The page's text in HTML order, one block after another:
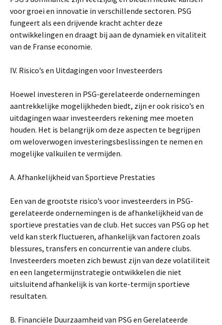
voor groei en innovatie in verschillende sectoren. PSG
fungeert als een drijvende kracht achter deze
ontwikkelingen en draagt bij aan de dynamiek en vitaliteit
van de Franse economie.
IV. Risico’s en Uitdagingen voor Investeerders
Hoewel investeren in PSG-gerelateerde ondernemingen
aantrekkelijke mogelijkheden biedt, zijn er ook risico’s en
uitdagingen waar investeerders rekening mee moeten
houden. Het is belangrijk om deze aspecten te begrijpen
om weloverwogen investeringsbeslissingen te nemen en
mogelijke valkuilen te vermijden.
A. Afhankelijkheid van Sportieve Prestaties
Een van de grootste risico’s voor investeerders in PSG-
gerelateerde ondernemingen is de afhankelijkheid van de
sportieve prestaties van de club. Het succes van PSG op het
veld kan sterk fluctueren, afhankelijk van factoren zoals
blessures, transfers en concurrentie van andere clubs.
Investeerders moeten zich bewust zijn van deze volatiliteit
en een langetermijnstrategie ontwikkelen die niet
uitsluitend afhankelijk is van korte-termijn sportieve
resultaten.
B. Financiële Duurzaamheid van PSG en Gerelateerde